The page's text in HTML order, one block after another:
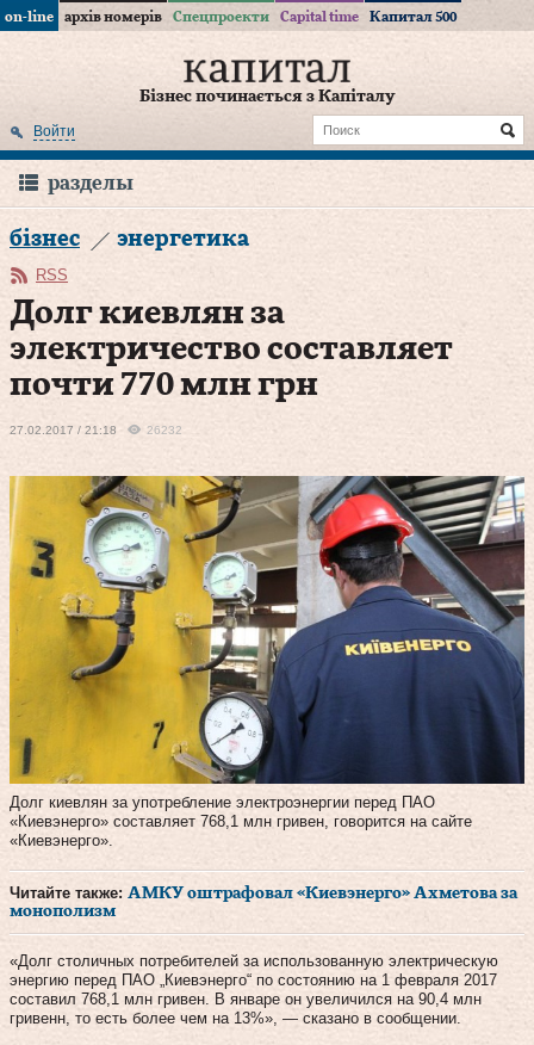
on-line архів номерів Спецпроекти Capital time Капитал 500
Бізнес починається з Капіталу
Войти
разделы
бізнес энергетика
RSS
Долг киевлян за
электричество составляет
почти 770 млн грн
27.02.2017 / 21:18 26232
Долг киевлян за употребление электроэнергии перед ПАО
«Киевэнерго» составляет 768,1 млн гривен, говорится на сайте
«Киевэнерго».
Читайте также: АМКУ оштрафовал «Киевэнерго» Ахметова за
монополизм
«Долг столичных потребителей за использованную электрическую
энергию перед ПАО „Киевэнерго“ по состоянию на 1 февраля 2017
составил 768,1 млн гривен. В январе он увеличился на 90,4 млн
гривенн, то есть более чем на 13%», — сказано в сообщении.